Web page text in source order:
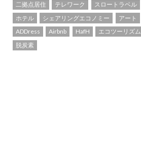
二拠点居住
テレワーク スロートラベル
ホテル
シェアリングエコノミー アート
ADDress
Airbnb HafH エコツーリズム
脱炭素